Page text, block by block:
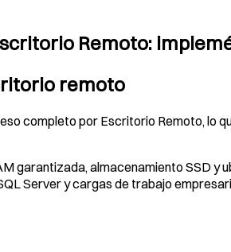
Remoto:
remoto
completo por Escritorio Remoto, lo
garantizada, almacenamiento SSD
Server y cargas de trabajo